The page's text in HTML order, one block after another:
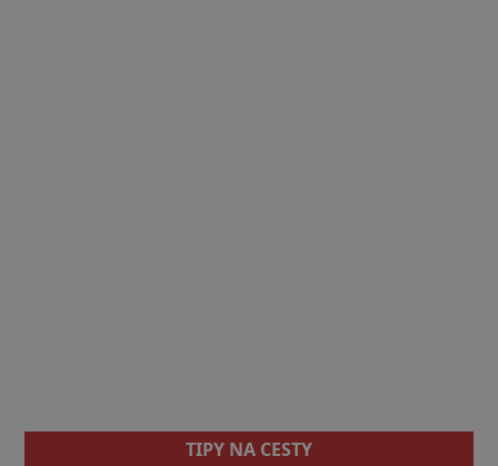
TIPY NA CESTY